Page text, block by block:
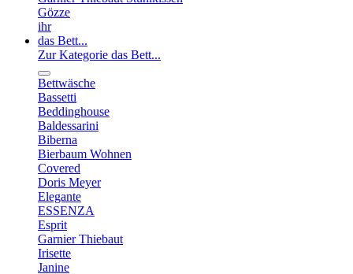
Gözze
ihr
das Bett...
Zur Kategorie das Bett...
Bettwäsche
Bassetti
Beddinghouse
Baldessarini
Biberna
Bierbaum Wohnen
Covered
Doris Meyer
Elegante
ESSENZA
Esprit
Garnier Thiebaut
Irisette
Janine